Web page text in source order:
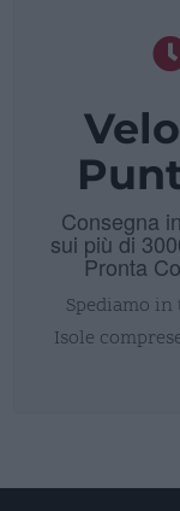
Consegna
sui più di
Pronta
Spediamo
Isole